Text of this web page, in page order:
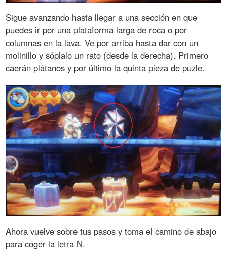
Sigue avanzando hasta llegar a una sección en que
puedes ir por una plataforma larga de roca o por
columnas en la lava. Ve por arriba hasta dar con un
molinillo y sóplalo un rato (desde la derecha). Primero
caerán plátanos y por último la quinta pieza de puzle.
Ahora vuelve sobre tus pasos y toma el camino de abajo
para coger la letra N.